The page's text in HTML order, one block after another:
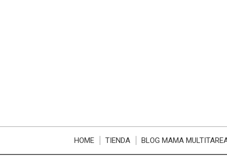
HOME TIENDA BLOG MAMA